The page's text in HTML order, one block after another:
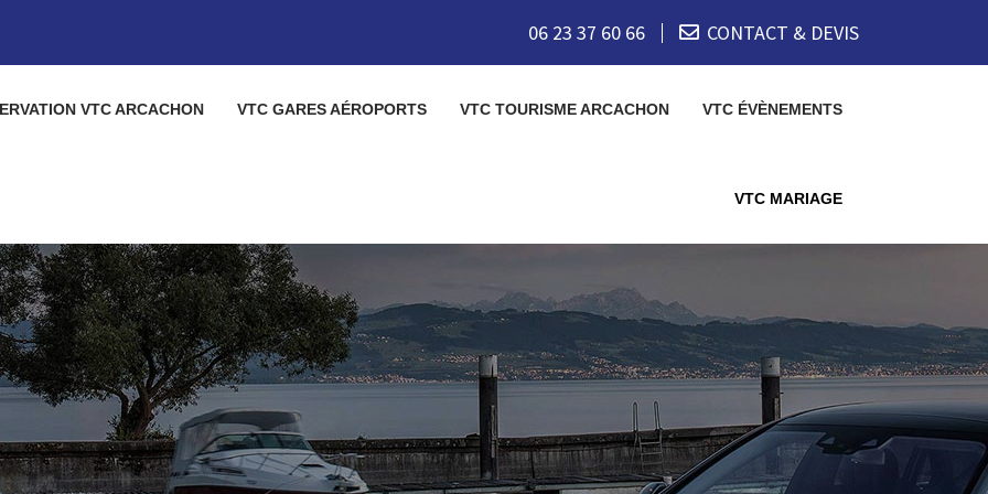
06 23 37 60 66 CONTACT & DEVIS
VTC ARCACHON VTC GARES AÉROPORTS VTC TOURISME ARCACHON VTC ÉVÈNEMENTS
VTC MARIAGE